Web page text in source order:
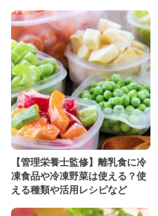
【管理栄養士監修】離乳食に冷
凍食品や冷凍野菜は使える？使
える種類や活用レシピなど